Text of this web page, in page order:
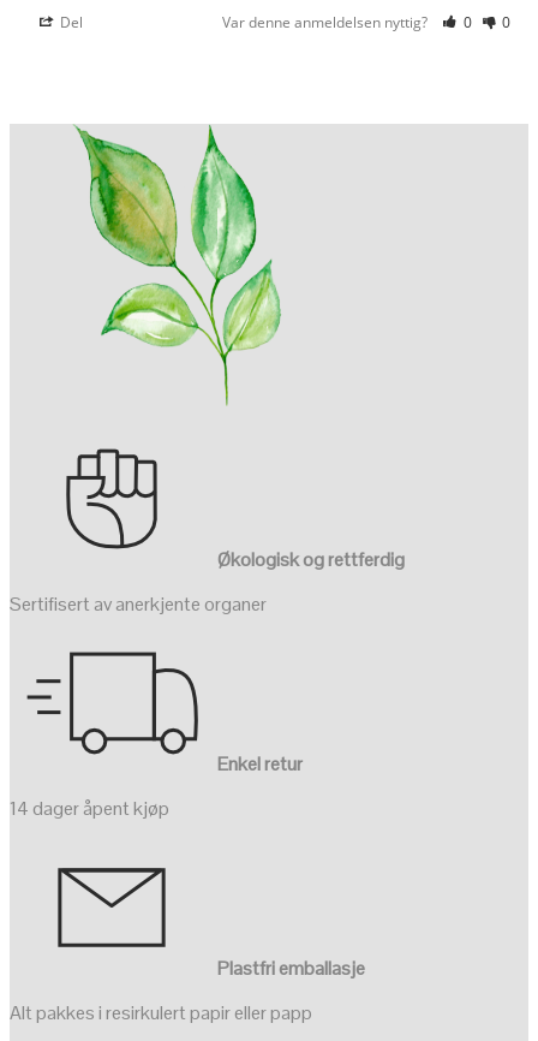
Del Var denne anmeldelsen nyttig? 0 0
Økologisk og rettferdig
Sertifisert av anerkjente organer
Enkel retur
14 dager åpent kjøp
Plastfri emballasje
Alt pakkes i resirkulert papir eller papp